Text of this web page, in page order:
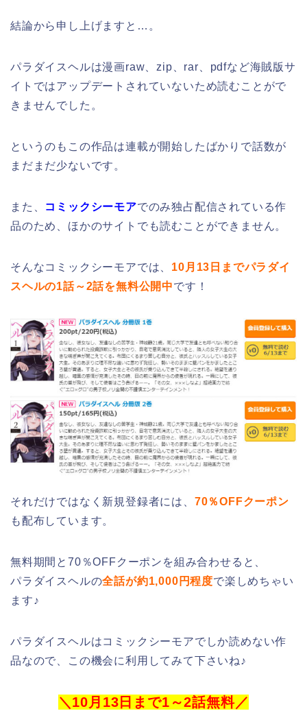
結論から申し上げますと…。
パラダイスヘルは漫画raw、zip、rar、pdfなど海賊版サ
イトではアップデートされていないため読むことがで
きませんでした。
というのもこの作品は連載が開始したばかりで話数が
まだまだ少ないです。
また、 コミックシーモアでのみ独占配信されている作
品のため、ほかのサイトでも読むことができません。
そんなコミックシーモアでは、 10月13日までパラダイ
スヘルの1話～2話を無料公開中です！
それだけではなく新規登録者には、 70％OFFクーポン
も配布しています。
無料期間と70％OFFクーポンを組み合わせると、
パラダイスヘルの全話が約1,000円程度で楽しめちゃい
ます♪
パラダイスヘルはコミックシーモアでしか読めない作
品なので、この機会に利用してみて下さいね♪
＼10月13日まで1～2話無料／